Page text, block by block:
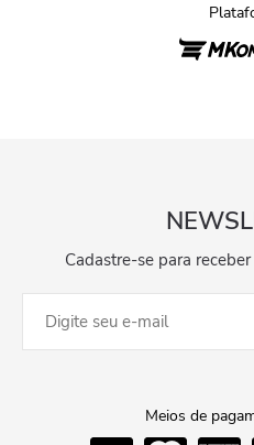
Cadastre-se para
Meios de